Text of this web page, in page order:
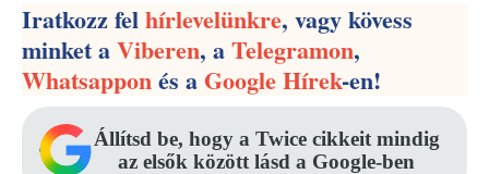
Iratkozz felhírlevelünkre, vagy kövess
minket aViberen, aTelegramon,
Whatsapponés aGoogle Hírek-en!
Állítsd be, hogy a Twice cikkeit mindig
az elsők között lásd a Google-ben